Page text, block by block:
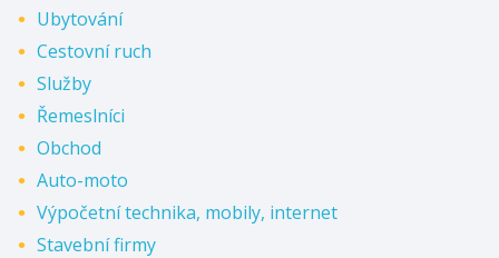
Ubytování
Cestovní ruch
Služby
Řemeslníci
Obchod
Auto-moto
Výpočetní technika, mobily, internet
Stavební firmy